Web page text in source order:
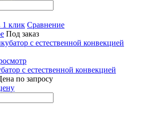
1 клик Сравнение
Под заказ
с естественной конвекцией
по запросу